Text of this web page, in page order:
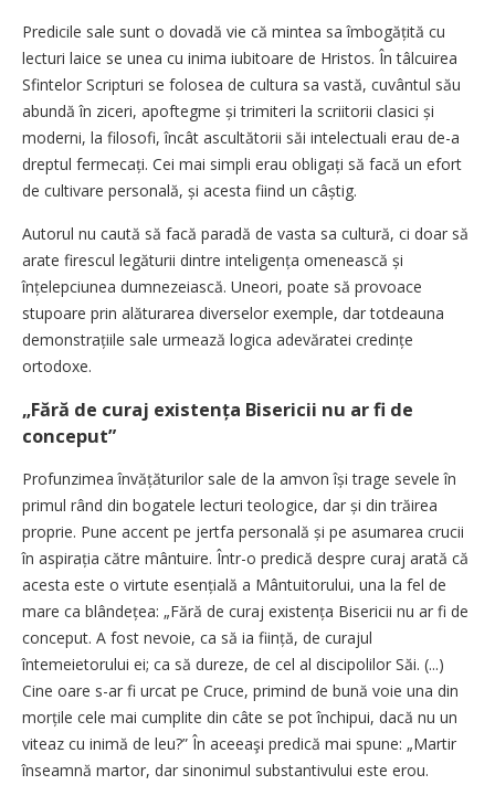
Predicile sale sunt o dovadă vie că mintea sa îmbogățită cu
lecturi laice se unea cu inima iubitoare de Hristos. În tâlcuirea
Sfintelor Scripturi se folosea de cultura sa vastă, cuvântul său
abundă în ziceri, apoftegme și trimiteri la scriitorii clasici și
moderni, la filosofi, încât ascultătorii săi intelectuali erau de-a
dreptul fermecați. Cei mai simpli erau obligați să facă un efort
de cultivare personală, și acesta fiind un câștig.
Autorul nu caută să facă paradă de vasta sa cultură, ci doar să
arate firescul legăturii dintre inteligența omenească și
înțelepciunea dumnezeiască. Uneori, poate să provoace
stupoare prin alăturarea diverselor exemple, dar totdeauna
demonstrațiile sale urmează logica adevăratei credințe
ortodoxe.
„Fără de curaj existența Bisericii nu ar fi de
conceput”
Profunzimea învățăturilor sale de la amvon își trage sevele în
primul rând din bogatele lecturi teologice, dar și din trăirea
proprie. Pune accent pe jertfa personală și pe asumarea crucii
în aspirația către mântuire. Într-o predică despre curaj arată că
acesta este o virtute esențială a Mântuitorului, una la fel de
mare ca blândețea: „Fără de curaj existența Bisericii nu ar fi de
conceput. A fost nevoie, ca să ia ființă, de curajul
întemeietorului ei; ca să dureze, de cel al discipolilor Săi. (...)
Cine oare s-ar fi urcat pe Cruce, primind de bună voie una din
morțile cele mai cumplite din câte se pot închipui, dacă nu un
viteaz cu inimă de leu?” În aceeaşi predică mai spune: „Martir
înseamnă martor, dar sinonimul substantivului este erou.